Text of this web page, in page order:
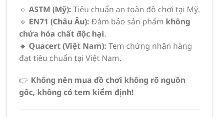
🔹 ASTM (Mỹ): Tiêu chuẩn an toàn đồ chơi tại Mỹ.
🔹 EN71 (Châu Âu): Đảm bảo sản phẩm không
chứa hóa chất độc hại.
🔹 Quacert (Việt Nam): Tem chứng nhận hàng
đạt tiêu chuẩn tại Việt Nam.
👉 Không nên mua đồ chơi không rõ nguồn
gốc, không có tem kiểm định!